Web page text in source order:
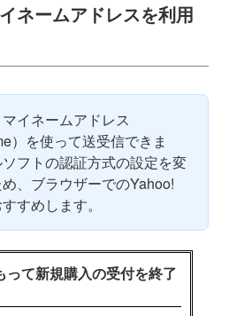
ネームアドレスを利用
イネームアドレス
を使って送受信できま
フトの認証方式の設定を変
、ブラウザーでのYahoo!
すめします。
って新規購入の受付を終了